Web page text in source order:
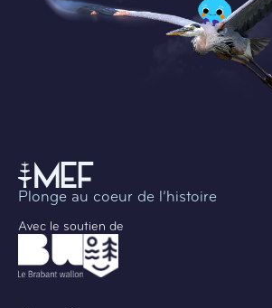
Plonge au coeur de l’histoire
Avec le soutien de